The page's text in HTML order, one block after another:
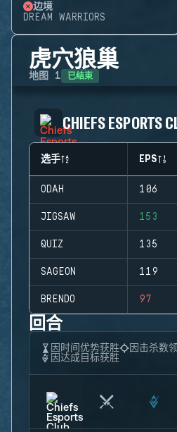
边境
DREAM WARRIORS
虎穴狼巢
地图 1 已结束
CHIEFS ESPORTS
选手 EPS
ODAH 106
JIGSAW 153
QUIZ 135
SAGEON 119
BRENDO 97
回合
因时间优势获胜
因击杀数
因达成目标获胜